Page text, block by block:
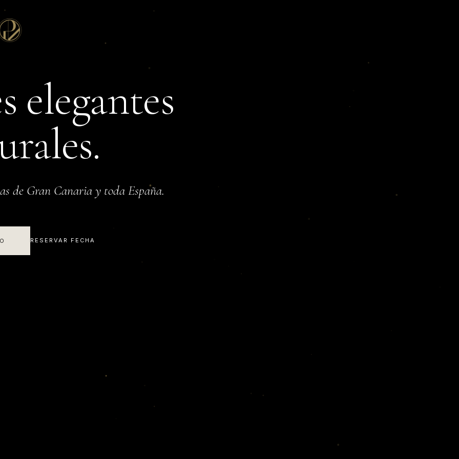
elegantes
de Gran Canaria y toda España.
RESERVAR FECHA